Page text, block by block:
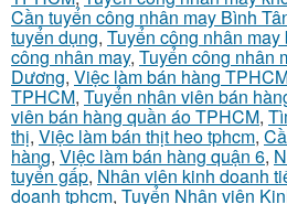
Cần tuyển công nhân may Bình
tuyển dụng, Tuyển công nhân may
công nhân may, Tuyển công nhân
Dương, Việc làm bán hàng
TPHCM, Tuyển nhân viên bán
viên bán hàng quần áo TPHCM,
thị, Việc làm bán thịt heo tphcm,
hàng, Việc làm bán hàng quận 6,
tuyển gấp, Nhân viên kinh doanh
doanh tphcm, Tuyển Nhân viên